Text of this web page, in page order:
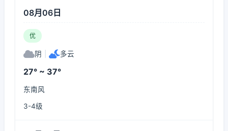
08月06日
优
阴 多云
27° ~ 37°
东南风
3-4级